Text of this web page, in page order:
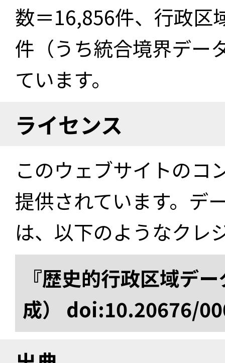
数＝16,856件、行政区
件（うち統合境界デー
ています。
ライセンス
このウェブサイトのコ
提供されています。デ
は、以下のようなクレ
『歴史的行政区域デ
成） doi:10.20676/